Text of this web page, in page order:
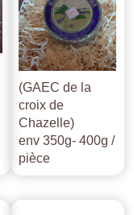
(GAEC de la
croix de
Chazelle)
env 350g- 400g /
pièce